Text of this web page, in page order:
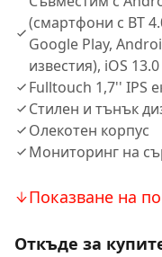
(смартфони с BT
Google Play,
известия), iOS
Fulltouch 1,7'' IPS
Стилен и тънък
Олекотен корпус
Мониторинг на
Показване на
Откъде за